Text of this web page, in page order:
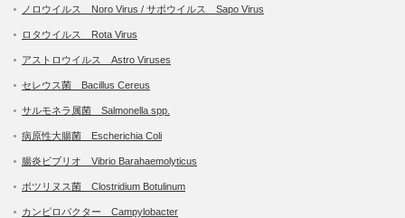
ノロウイルス Noro Virus / サポウイルス Sapo Virus
ロタウイルス Rota Virus
アストロウイルス Astro Viruses
セレウス菌 Bacillus Cereus
サルモネラ属菌 Salmonella spp.
病原性大腸菌 Escherichia Coli
腸炎ビブリオ Vibrio Barahaemolyticus
ボツリヌス菌 Clostridium Botulinum
カンピロバクター Campylobacter